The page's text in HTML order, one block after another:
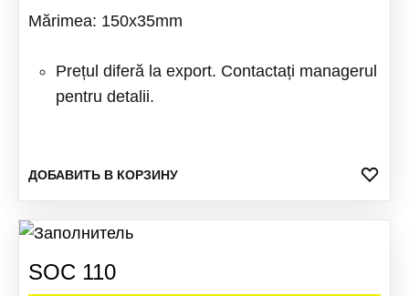
Mărimea: 150x35mm
Prețul diferă la export. Contactați managerul
pentru detalii.
ДОБАВИТЬ В КОРЗИНУ
SOC 110